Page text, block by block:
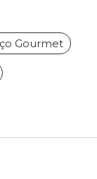
Gourmet